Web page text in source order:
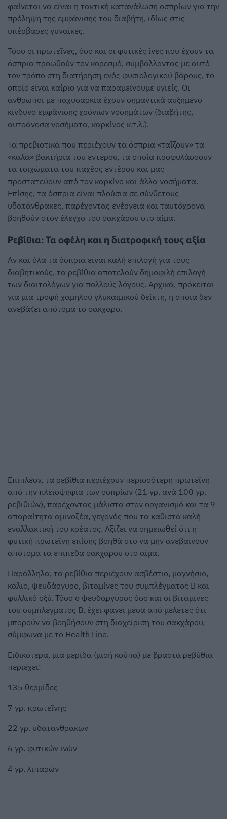
φαίνεται να είναι η τακτική κατανάλωση οσπρίων για την
πρόληψη της εμφάνισης του διαβήτη, ιδίως στις
υπέρβαρες γυναίκες.
Τόσο οι πρωτεΐνες, όσο και οι φυτικές ίνες που έχουν τα
όσπρια προωθούν τον κορεσμό, συμβάλλοντας με αυτό
τον τρόπο στη διατήρηση ενός φυσιολογικού βάρους, το
οποίο είναι καίριο για να παραμείνουμε υγιείς. Οι
άνθρωποι με παχυσαρκία έχουν σημαντικά αυξημένο
κίνδυνο εμφάνισης χρόνιων νοσημάτων (διαβήτης,
αυτοάνοσα νοσήματα, καρκίνος κ.τ.λ.).
Τα πρεβιοτικά που περιέχουν τα όσπρια «ταΐζουν» τα
«καλά» βακτήρια του εντέρου, τα οποία προφυλάσσουν
τα τοιχώματα του παχέος εντέρου και μας
προστατεύουν από τον καρκίνο και άλλα νοσήματα.
Επίσης, τα όσπρια είναι πλούσια σε σύνθετους
υδατάνθρακες, παρέχοντας ενέργεια και ταυτόχρονα
βοηθούν στον έλεγχο του σακχάρου στο αίμα.
Ρεβίθια: Τα οφέλη και η διατροφική τους αξία
Αν και όλα τα όσπρια είναι καλή επιλογή για τους
διαβητικούς, τα ρεβίθια αποτελούν δημοφιλή επιλογή
των διαιτολόγων για πολλούς λόγους. Αρχικά, πρόκειται
για μια τροφή χαμηλού γλυκαιμικού δείκτη, η οποία δεν
ανεβάζει απότομα το σάκχαρο.
Επιπλέον, τα ρεβίθια περιέχουν περισσότερη πρωτεΐνη
από την πλειοψηφία των οσπρίων (21 γρ. ανά 100 γρ.
ρεβιθιών), παρέχοντας μάλιστα στον οργανισμό και τα 9
απαραίτητα αμινοξέα, γεγονός που τα καθιστά καλή
εναλλακτική του κρέατος. Αξίζει να σημειωθεί ότι η
φυτική πρωτεΐνη επίσης βοηθά στο να μην ανεβαίνουν
απότομα τα επίπεδα σακχάρου στο αίμα.
Παράλληλα, τα ρεβίθια περιέχουν ασβέστιο, μαγνήσιο,
κάλιο, ψευδάργυρο, βιταμίνες του συμπλέγματος Β και
φυλλικό οξύ. Τόσο ο ψευδάργυρος όσο και οι βιταμίνες
του συμπλέγματος Β, έχει φανεί μέσα από μελέτες ότι
μπορούν να βοηθήσουν στη διαχείριση του σακχάρου,
σύμφωνα με το Health Line.
Ειδικότερα, μια μερίδα (μισή κούπα) με βραστά ρεβύθια
περιέχει:
135 θερμίδες
7 γρ. πρωτεΐνης
22 γρ. υδατανθράκων
6 γρ. φυτικών ινών
4 γρ. λιπαρών